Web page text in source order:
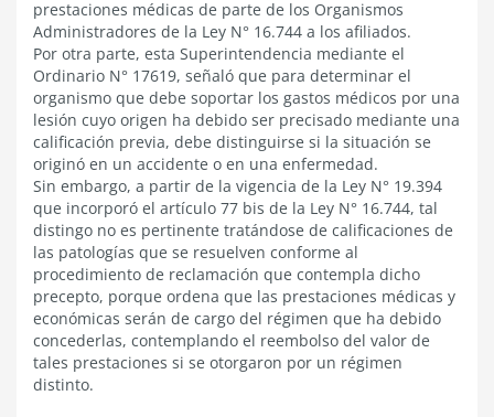
prestaciones médicas de parte de los Organismos
Administradores de la Ley N° 16.744 a los afiliados.
Por otra parte, esta Superintendencia mediante el
Ordinario N° 17619, señaló que para determinar el
organismo que debe soportar los gastos médicos por una
lesión cuyo origen ha debido ser precisado mediante una
calificación previa, debe distinguirse si la situación se
originó en un accidente o en una enfermedad.
Sin embargo, a partir de la vigencia de la Ley N° 19.394
que incorporó el artículo 77 bis de la Ley N° 16.744, tal
distingo no es pertinente tratándose de calificaciones de
las patologías que se resuelven conforme al
procedimiento de reclamación que contempla dicho
precepto, porque ordena que las prestaciones médicas y
económicas serán de cargo del régimen que ha debido
concederlas, contemplando el reembolso del valor de
tales prestaciones si se otorgaron por un régimen
distinto.